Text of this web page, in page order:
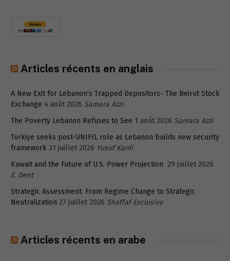
Articles récents en anglais
A New Exit for Lebanon’s Trapped Depositors- The Beirut Stock
Exchange 4 août 2026 Samara Azzi
The Poverty Lebanon Refuses to See 1 août 2026 Samara Azzi
Türkiye seeks post-UNIFIL role as Lebanon builds new security
framework 31 juillet 2026 Yusuf Kanli
Kuwait and the Future of U.S. Power Projection 29 juillet 2026
E. Dent
Strategic Assessment: From Regime Change to Strategic
Neutralization 27 juillet 2026 Shaffaf Exclusive
Articles récents en arabe